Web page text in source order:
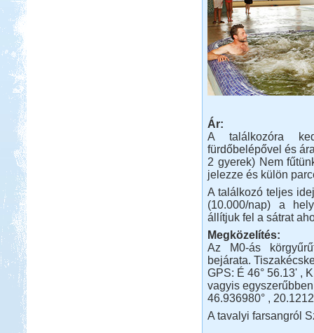
Ár:
A találkozóra
fürdőbelépővel és
2 gyerek) Nem
jelezze és külön
A találkozó teljes
(10.000/nap) a
állítjuk fel a sátrat
Megközelítés:
Az M0-ás
bejárata.
GPS: É 46° 56.13' ,
vagyis
46.936980° ,
A tavalyi farsangról